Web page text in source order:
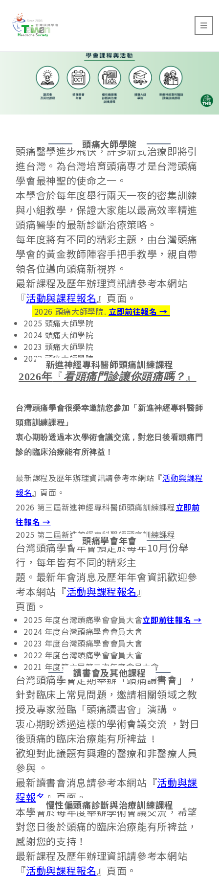
頭痛大師學院
頭痛醫學進步飛快，許多新式治療即將引
進台灣。為台灣培育頭痛專才是台灣頭痛
學會最神聖的使命之一。
本學會於每年度舉行兩天一夜的密集訓練
與小組教學，保證大家能以最高效率精進
頭痛醫學的最新診斷治療策略。
每年度將有不同的精彩主題，由台灣頭痛
學會的黃金教師陣容手把手教學，親自帶
領各位邁向頭痛新視界。
最新課程及歷年辦理資訊請參考本網站
『活動與課程報名』頁面。
2026 頭痛大師學院. 立即前往報名 →
2025 頭痛大師學院
2024 頭痛大師學院
2023 頭痛大師學院
2022 頭痛大師學院
新進神經專科醫師頭痛訓練課程
2026年 『看頭痛門診讓你頭痛嗎？ 』
台灣頭痛學會很榮幸邀請您參加「新進神經專科醫師
頭痛訓練課程」
衷心期盼透過本次學術會議交流，對您日後看頭痛門
診的臨床治療能有所裨益！
最新課程及歷年辦理資訊請參考本網站『活動與課程
報名 』頁面。
2026 第三屆新進神經專科醫師頭痛訓練課程立即前
往報名 →
2025 第二屆新進神經專科醫師頭痛訓練課程
頭痛學會年會
台灣頭痛學會年會預定於每年10月份舉
行，每年皆有不同的精彩主
題。最新年會消息及歷年年會資訊歡迎參
考本網站『活動與課程報名』
頁面。
2025 年度台灣頭痛學會會員大會立即前往報名 →
2024 年度台灣頭痛學會會員大會
2023 年度台灣頭痛學會會員大會
2022 年度台灣頭痛學會會員大會
2021 年度第六屆第二次年度會員大會
讀書會及其他課程
台灣頭痛學會定期舉辦「頭痛讀書會」，
針對臨床上常見問題，邀請相關領域之教
授及專家蒞臨「頭痛讀書會」演講 。
衷心期盼透過這樣的學術會議交流 ，對日
後頭痛的臨床治療能有所裨益 !
歡迎對此議題有興趣的醫療和非醫療人員
參與 。
最新讀書會消息請參考本網站『活動與課
程報名 』頁面。
慢性偏頭痛診斷與治療訓練課程
本學會於每年度舉辦學術會議交流，希望
對您日後於頭痛的臨床治療能有所裨益，
感謝您的支持！
最新課程及歷年辦理資訊請參考本網站
『活動與課程報名』頁面。